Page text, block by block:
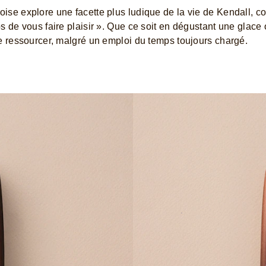
explore une facette plus ludique de la vie de Kendall,
de vous faire plaisir ». Que ce soit en dégustant une glace
malgré un emploi du temps toujours chargé.